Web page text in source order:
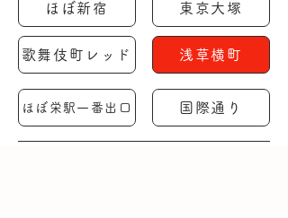
ほぼ新宿
歌舞伎町レッド
東京大塚
浅草横町
ほぼ栄駅一番出口 国際通り